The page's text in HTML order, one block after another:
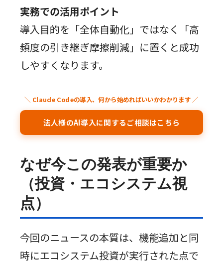
実務での活用ポイント
導入目的を「全体自動化」ではなく「高
頻度の引き継ぎ摩擦削減」に置くと成功
しやすくなります。
＼ Claude Codeの導入、何から始めればいいかわかります ／
法人様のAI導入に関するご相談はこちら
なぜ今この発表が重要か
（投資・エコシステム視
点）
今回のニュースの本質は、機能追加と同
時にエコシステム投資が実行された点で